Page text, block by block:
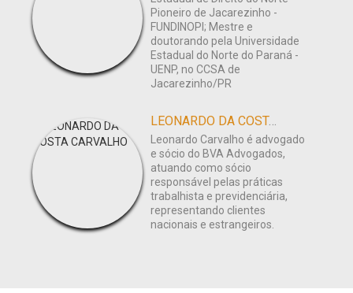
Pioneiro de Jacarezinho -
FUNDINOPI; Mestre e
doutorando pela Universidade
Estadual do Norte do Paraná -
UENP, no CCSA de
Jacarezinho/PR
LEONARDO DA COSTA CARVALHO
Leonardo Carvalho é advogado
e sócio do BVA Advogados,
atuando como sócio
responsável pelas práticas
trabalhista e previdenciária,
representando clientes
nacionais e estrangeiros.